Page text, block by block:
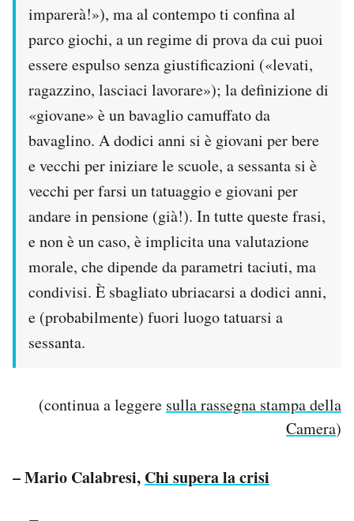
imparerà!»), ma al contempo ti confina al
parco giochi, a un regime di prova da cui puoi
essere espulso senza giustificazioni («levati,
ragazzino, lasciaci lavorare»); la definizione di
«giovane» è un bavaglio camuffato da
bavaglino. A dodici anni si è giovani per bere
e vecchi per iniziare le scuole, a sessanta si è
vecchi per farsi un tatuaggio e giovani per
andare in pensione (già!). In tutte queste frasi,
e non è un caso, è implicita una valutazione
morale, che dipende da parametri taciuti, ma
condivisi. È sbagliato ubriacarsi a dodici anni,
e (probabilmente) fuori luogo tatuarsi a
sessanta.
(continua a leggere sulla rassegna stampa della
Camera)
– Mario Calabresi, Chi supera la crisi